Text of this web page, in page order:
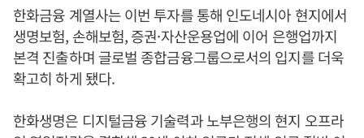
한화금융 계열사는 이번 투자를 통해 인도네시아 현지에서
생명보험, 손해보험, 증권·자산운용업에 이어 은행업까지
본격 진출하며 글로벌 종합금융그룹으로서의 입지를 더욱
확고히 하게 됐다.
한화생명은 디지털금융 기술력과 노부은행의 현지 오프라